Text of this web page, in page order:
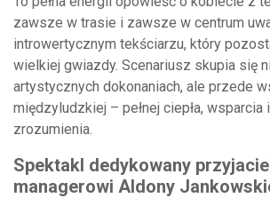
zawsze w trasie i zawsze w centrum
introwertycznym tekściarzu, który
wielkiej gwiazdy. Scenariusz skupia się
artystycznych dokonaniach, ale przede
międzyludzkiej – pełnej ciepła, wsparcia
zrozumienia.
Spektakl dedykowany
managerowi Aldony